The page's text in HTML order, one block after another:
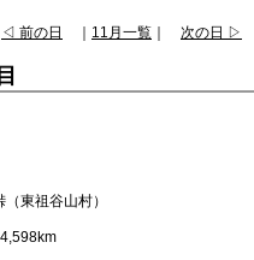
◁ 前の日 11月一覧 次の日 ▷
東祖谷山村）
4,598km